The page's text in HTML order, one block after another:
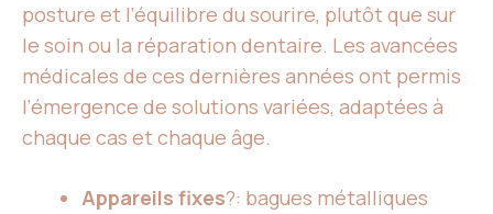
posture et l’équilibre du sourire, plutôt que sur
le soin ou la réparation dentaire. Les avancées
médicales de ces dernières années ont permis
l’émergence de solutions variées, adaptées à
chaque cas et chaque âge.
Appareils fixes?: bagues métalliques